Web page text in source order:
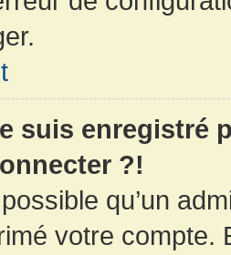
suis enregistré
?!
qu’un
votre compte.